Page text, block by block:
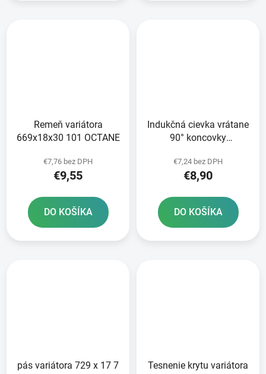
Remeň variátora
669x18x30 101 OCTANE
€7,76 bez DPH
€9,55
DO KOŠÍKA
Indukčná cievka vrátane
90° koncovky
€7,24 bez DPH
€8,90
DO KOŠÍKA
pás variátora 729 x 17 7
Tesnenie krytu variátora